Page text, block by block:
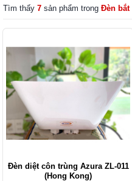
Tìm thấy 7 sản phẩm trong Đèn bắt
Đèn diệt côn trùng Azura ZL-011
(Hong Kong)